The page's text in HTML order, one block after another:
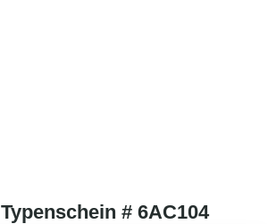
Typenschein # 6AC104